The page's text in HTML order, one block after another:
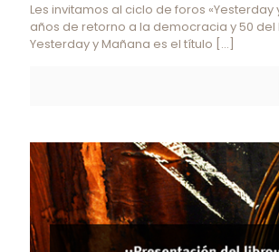
Les invitamos al ciclo de foros «Yesterday
años de retorno a la democracia y 50 del
Yesterday y Mañana es el título […]